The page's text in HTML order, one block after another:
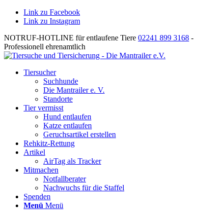
Link zu Facebook
Link zu Instagram
NOTRUF-HOTLINE für entlaufene Tiere 02241 899 3168 -
Professionell ehrenamtlich
Tiersucher
Suchhunde
Die Mantrailer e. V.
Standorte
Tier vermisst
Hund entlaufen
Katze entlaufen
Geruchsartikel erstellen
Rehkitz-Rettung
Artikel
AirTag als Tracker
Mitmachen
Notfallberater
Nachwuchs für die Staffel
Spenden
Menü Menü